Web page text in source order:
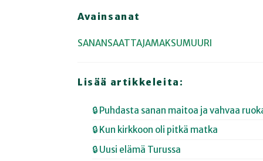
Avainsanat
SANANSAATTAJAMAKSUMUURI
Lisää artikkeleita:
🔒 Puhdasta sanan maitoa ja vahvaa
🔒 Kun kirkkoon oli pitkä matka
🔒 Uusi elämä Turussa